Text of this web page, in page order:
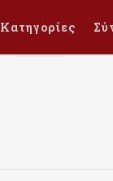
Κατηγορίες